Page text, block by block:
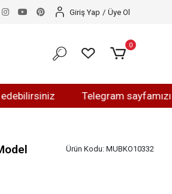
Telegram sayfamızı
Giriş Yap / Üye Ol
0
Ürün Kodu: MUBKO10332